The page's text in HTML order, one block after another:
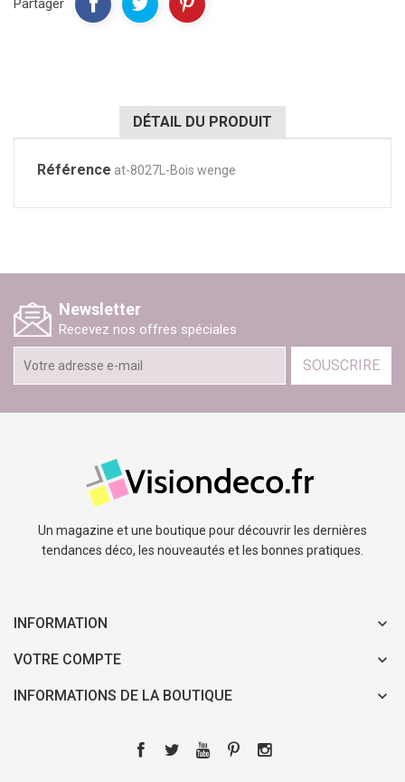
Partager
DÉTAIL DU PRODUIT
Référence at-8027L-Bois wenge
Newsletter
Recevez nos offres spéciales
SOUSCRIRE
Un magazine et une boutique pour découvrir les dernières
tendances déco, les nouveautés et les bonnes pratiques.
INFORMATION
VOTRE COMPTE
INFORMATIONS DE LA BOUTIQUE